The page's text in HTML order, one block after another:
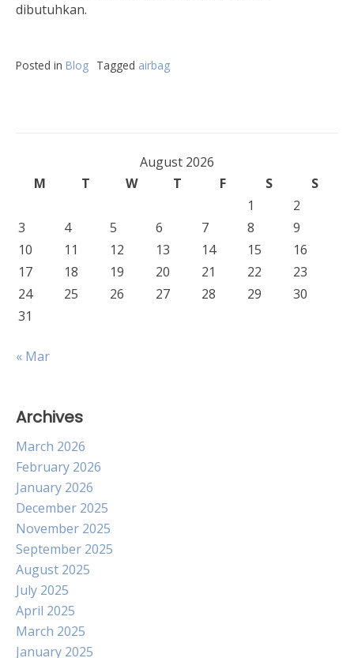
dibutuhkan.
Posted in Blog Tagged airbag
August 2026
M
T W T F S
S
1
2
3
4 5 6 7 8
9
10
11 12 13 14 15
16
17
18 19 20 21 22
23
24
25 26 27 28 29
30
31
« Mar
Archives
March 2026
February 2026
January 2026
December 2025
November 2025
September 2025
August 2025
July 2025
April 2025
March 2025
January 2025